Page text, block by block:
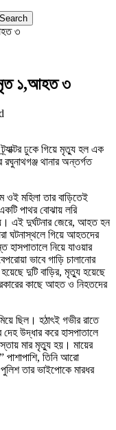
৩
মৃত ১,আহত ৩
ঢুকে গিয়ে মৃত্যু হল এক
রঘুনাথগঞ্জ থানার অন্তর্গত
ওই মহিলা তার বাড়িতেই
পাথর বোঝায় লরি
এই দুর্ঘটনার জেরে, আহত হন
ঘটনাস্থলে গিয়ে আহতদের
হাসপাতালে নিয়ে যাওয়ার
ভাবে গাড়ি চালানোর
দুটি বাড়ির, মৃত্যু হয়েছে
কাছে আহত ও নিহতদের
ছিল। হঠাৎই গভীর রাতে
উদ্ধার করে হাসপাতালে
মার মৃত্যু হয়। মায়ের
পাশাপাশি, তিনি আরো
তার ভাইপোকে মারধর